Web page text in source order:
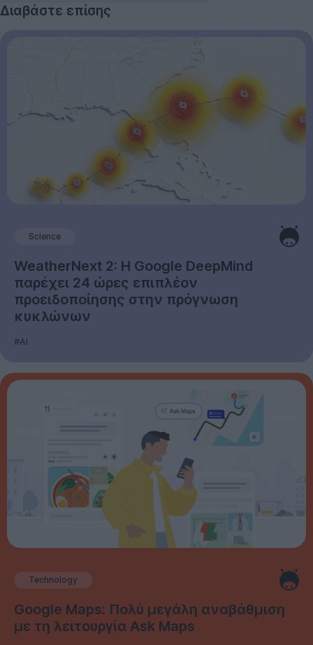
Διαβάστε επίσης
Science
WeatherNext 2: Η Google DeepMind
παρέχει 24 ώρες επιπλέον
προειδοποίησης στην πρόγνωση
κυκλώνων
#AI
Technology
Google Maps: Πολύ μεγάλη αναβάθμιση
με τη λειτουργία Ask Maps